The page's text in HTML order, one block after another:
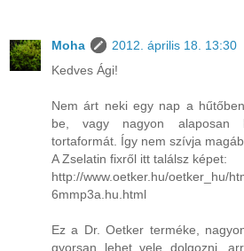
Moha
2012. április 18. 13:30
Kedves Ági!
Nem árt neki egy nap a
be, vagy nagyon alaposan
tortaformát. Így nem szívja
A Zselatin fixről itt találsz képet:
http://www.oetker.hu/oetker_hu/
6mmp3a.hu.html
Ez a Dr. Oetker terméke,
gyorsan lehet vele dolgozni,